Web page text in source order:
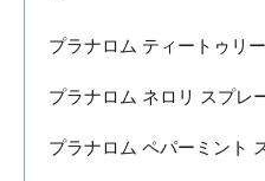
プラナロム ティートゥリ
プラナロム ネロリ スプレ
プラナロム ペパーミント